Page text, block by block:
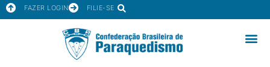
FAZER LOGIN FILIE-SE